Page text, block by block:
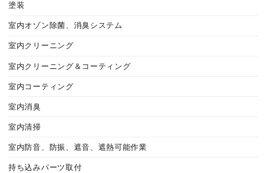
塗装
室内オゾン除菌、消臭システム
室内クリーニング
室内クリーニング＆コーティング
室内コーティング
室内消臭
室内清掃
室内防音、防振、遮音、遮熱可能作業
持ち込みパーツ取付